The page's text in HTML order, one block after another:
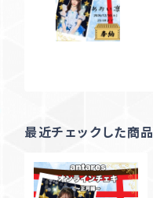
最近チェックした商品